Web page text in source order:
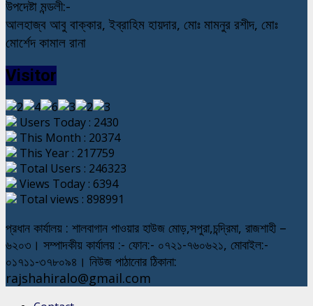
উপদেষ্টা মন্ডলী:-
আলহাজ্ব আবু বাক্কার, ইব্রাহিম হায়দার, মোঃ মামনুর রশীদ, মোঃ
মোর্শেদ কামাল রানা
Visitor
Users Today : 2430
This Month : 20374
This Year : 217759
Total Users : 246323
Views Today : 6394
Total views : 898991
প্রধান কার্যালয় : শালবাগান পাওয়ার হাউজ মোড়,সপুরা,চন্দ্রিমা, রাজশাহী –
৬২০৩। সম্পাদকীয় কার্যালয় :- ফোন:- ০৭২১-৭৬০৬২১, মোবাইল:-
০১৭১১-৩৭৮০৯৪। নিউজ পাঠানোর ঠিকানা:
rajshahiralo@gmail.com